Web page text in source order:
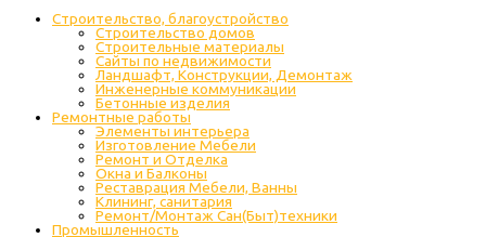
Строительство, благоустройство
Строительство домов
Строительные материалы
Сайты по недвижимости
Ландшафт, Конструкции, Демонтаж
Инженерные коммуникации
Бетонные изделия
Ремонтные работы
Элементы интерьера
Изготовление Мебели
Ремонт и Отделка
Окна и Балконы
Реставрация Мебели, Ванны
Клининг, санитария
Ремонт/Монтаж Сан(Быт)техники
Промышленность